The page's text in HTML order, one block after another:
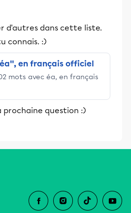
d'autres dans cette liste.
connais. :)
en français officiel
mots avec éa, en français
prochaine question :)